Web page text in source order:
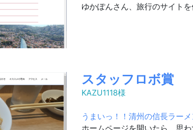
ゆかぽんさん、旅行のサイト
スタッフロボ賞
KAZU1118様
うまいっ！！清州の信長ラーメ
ホームページを開いたら、思